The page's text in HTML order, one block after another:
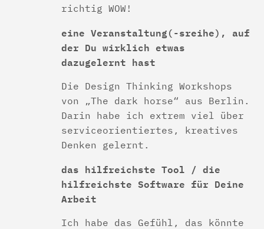
richtig WOW!
eine Veranstaltung(-sreihe), auf
der Du wirklich etwas
dazugelernt hast
Die Design Thinking Workshops
von „The dark horse“ aus Berlin.
Darin habe ich extrem viel über
serviceorientiertes, kreatives
Denken gelernt.
das hilfreichste Tool / die
hilfreichste Software für Deine
Arbeit
Ich habe das Gefühl, das könnte